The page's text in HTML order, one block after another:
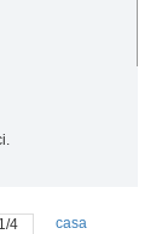
2/4 casa